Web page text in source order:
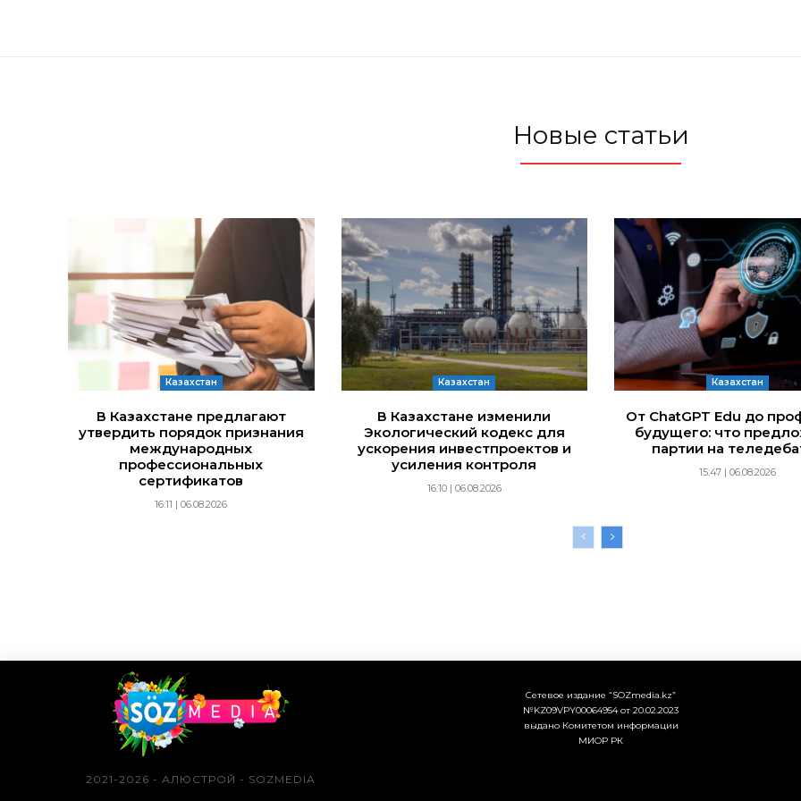
Новые статьи
Казахстан
В Казахстане предлагают
утвердить порядок признания
международных
профессиональных
сертификатов
16:11 | 06.08.2026
Казахстан
В Казахстане изменили
Экологический кодекс для
ускорения инвестпроектов и
усиления контроля
16:10 | 06.08.2026
Казахстан
От ChatGPT Edu до
будущего: что
партии на
15:47 | 06.08.2026
2021-2026 - АЛЮСТРОЙ - SOZMEDIA
Сетевое издание “SOZmedia.kz”
№KZ09VPY00064954 от 20.02.2023
выдано Комитетом информации
МИОР РК